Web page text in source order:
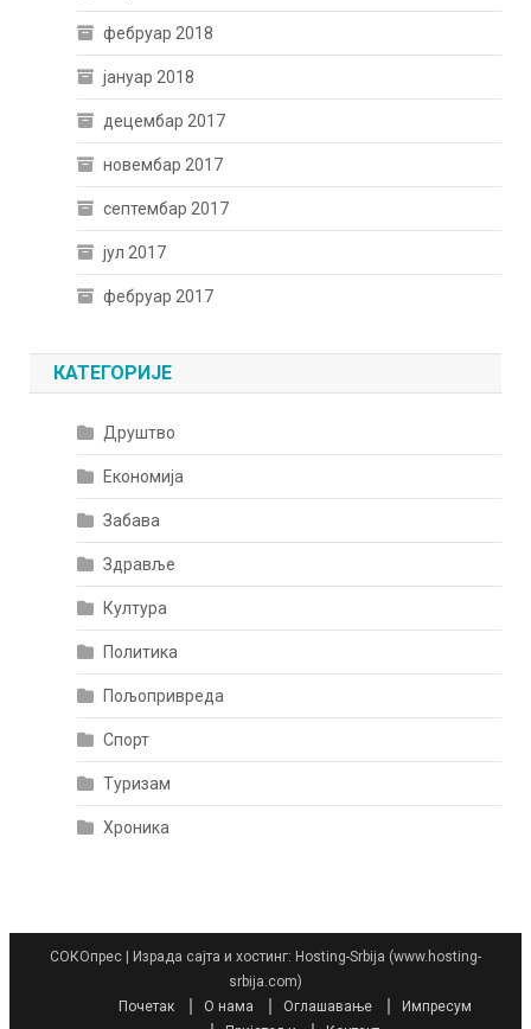
фебруар 2018
јануар 2018
децембар 2017
новембар 2017
септембар 2017
јул 2017
фебруар 2017
КАТЕГОРИЈЕ
Друштво
Економија
Забава
Здравље
Култура
Политика
Пољопривреда
Спорт
Туризам
Хроника
СОКОпрес
Израда сајта и хостинг: Hosting-Srbija (www.hosting-
srbija.com)
Почетак
О нама Оглашавање
Импресум